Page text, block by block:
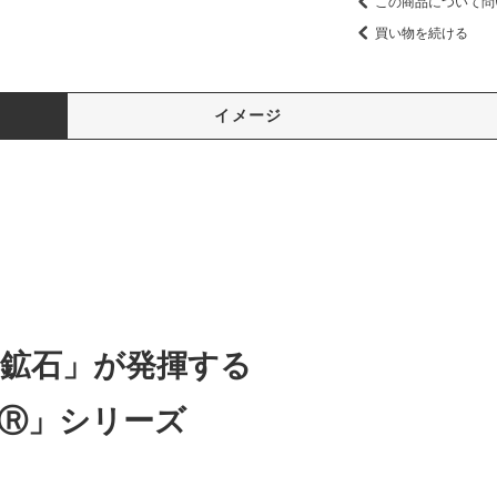
買い物を続ける
イメージ
石」が発揮する
」シリーズ